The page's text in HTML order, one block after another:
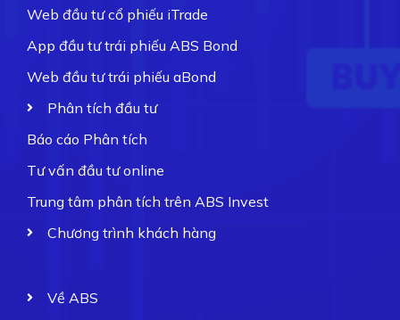
Web đầu tư cổ phiếu iTrade
App đầu tư trái phiếu ABS Bond
Web đầu tư trái phiếu aBond
Phân tích đầu tư
Báo cáo Phân tích
Tư vấn đầu tư online
Trung tâm phân tích trên ABS Invest
Chương trình khách hàng
Về ABS